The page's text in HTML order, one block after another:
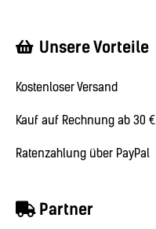
Unsere Vorteile
Partner
Kostenloser Versand
Kauf auf Rechnung ab 30 €
Ratenzahlung über PayPal